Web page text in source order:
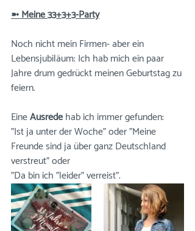
➼ Meine 33+3+3-Party
Noch nicht mein Firmen- aber ein
Lebensjubiläum: Ich hab mich ein paar
Jahre drum gedrückt meinen Geburtstag zu
feiern.
Eine Ausrede hab ich immer gefunden:
"Ist ja unter der Woche" oder "Meine
Freunde sind ja über ganz Deutschland
verstreut" oder
"Da bin ich "leider" verreist".